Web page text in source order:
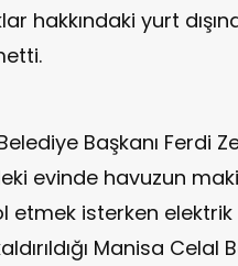
hakkındaki yurt
Başkanı Ferdi
evinde havuzun
etmek isterken elektrik
Manisa